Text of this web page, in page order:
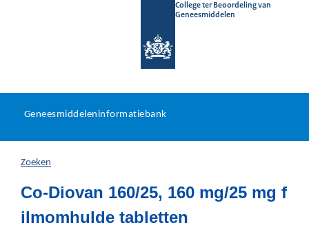
College ter Beoordeling van
Geneesmiddelen
U
hier:
Geneesmiddeleninformatiebank
Zoeken
Co-Diovan 160/25, 160 mg/25 mg f
ilmomhulde tabletten